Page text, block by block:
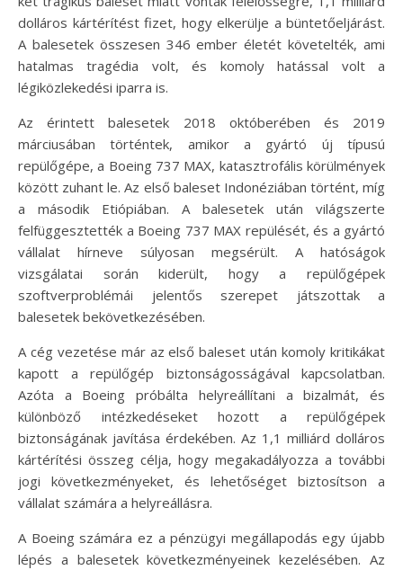
dolláros kártérítést fizet, hogy elkerülje a büntetőeljárást.
A balesetek összesen 346 ember életét követelték, ami
hatalmas tragédia volt, és komoly hatással volt a
légiközlekedési iparra is.
Az érintett balesetek 2018 októberében és 2019
márciusában történtek, amikor a gyártó új típusú
repülőgépe, a Boeing 737 MAX, katasztrofális körülmények
között zuhant le. Az első baleset Indonéziában történt, míg
a második Etiópiában. A balesetek után világszerte
felfüggesztették a Boeing 737 MAX repülését, és a gyártó
vállalat hírneve súlyosan megsérült. A hatóságok
vizsgálatai során kiderült, hogy a repülőgépek
szoftverproblémái jelentős szerepet játszottak a
balesetek bekövetkezésében.
A cég vezetése már az első baleset után komoly kritikákat
kapott a repülőgép biztonságosságával kapcsolatban.
Azóta a Boeing próbálta helyreállítani a bizalmát, és
különböző intézkedéseket hozott a repülőgépek
biztonságának javítása érdekében. Az 1,1 milliárd dolláros
kártérítési összeg célja, hogy megakadályozza a további
jogi következményeket, és lehetőséget biztosítson a
vállalat számára a helyreállásra.
A Boeing számára ez a pénzügyi megállapodás egy újabb
lépés a balesetek következményeinek kezelésében. Az